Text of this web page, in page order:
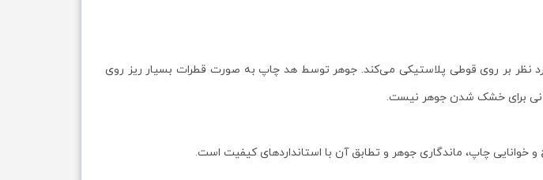
نظر بر روی قوطی پلاستیکی می‌کند. جوهر توسط هد چاپ به صورت قطرات بسیار ریز روی
برای خشک شدن جوهر نیست.
چاپ، ماندگاری جوهر و تطابق آن با استانداردهای کیفیت است.